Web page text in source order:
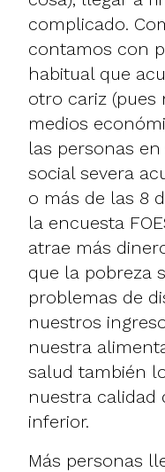
complicado.
contamos con
habitual que
otro cariz
medios
las personas
social severa
o más de las 8
la encuesta
atrae más
que la pobreza
problemas de
nuestros
nuestra
salud también
nuestra calidad
inferior.
Más personas